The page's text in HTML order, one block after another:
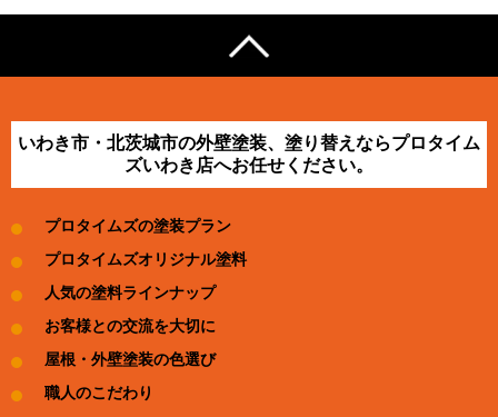
いわき市・北茨城市の外壁塗装、塗り替えならプロタイム
ズいわき店へお任せください。
プロタイムズの塗装プラン
プロタイムズオリジナル塗料
人気の塗料ラインナップ
お客様との交流を大切に
屋根・外壁塗装の色選び
職人のこだわり